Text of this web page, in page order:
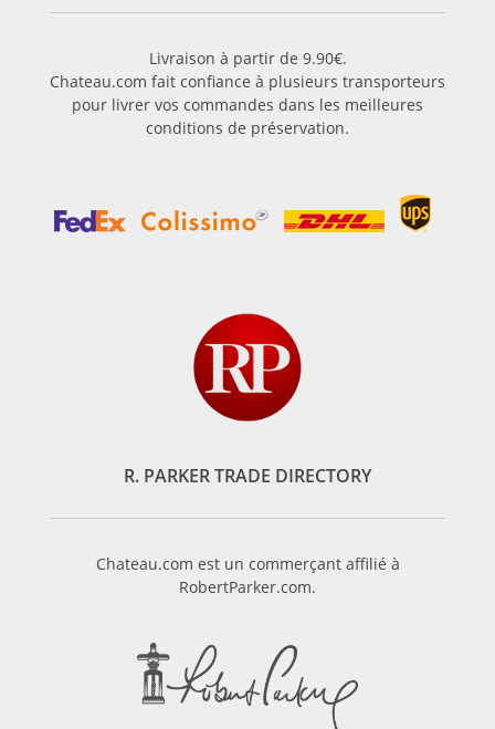
Livraison à partir de 9.90€.
Chateau.com fait confiance à plusieurs transporteurs
pour livrer vos commandes dans les meilleures
conditions de préservation.
R. PARKER TRADE DIRECTORY
Chateau.com est un commerçant affilié à
RobertParker.com.